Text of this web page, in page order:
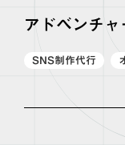
アドベンチ
SNS制作代行